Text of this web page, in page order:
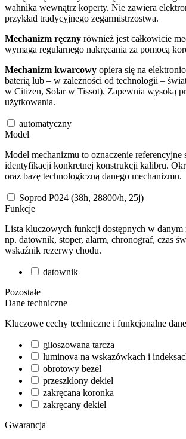
wahnika wewnątrz koperty. Nie zawiera
przykład tradycyjnego zegarmistrzostwa.
Mechanizm ręczny również jest całkowicie
wymaga regularnego nakręcania za pomocą
Mechanizm kwarcowy opiera się na
baterią lub – w zależności od technologii –
w Citizen, Solar w Tissot). Zapewnia wysoką
użytkowania.
automatyczny
Model
Model mechanizmu to oznaczenie referencyjne
identyfikacji konkretnej konstrukcji kalibru.
oraz bazę technologiczną danego mechanizmu.
Soprod P024 (38h, 28800/h, 25j)
Funkcje
Lista kluczowych funkcji dostępnych w danym
np. datownik, stoper, alarm, chronograf, czas
wskaźnik rezerwy chodu.
datownik
Pozostałe
Dane techniczne
Kluczowe cechy techniczne i funkcjonalne
giloszowana tarcza
luminova na wskazówkach i
obrotowy bezel
przeszklony dekiel
zakręcana koronka
zakręcany dekiel
Gwarancja